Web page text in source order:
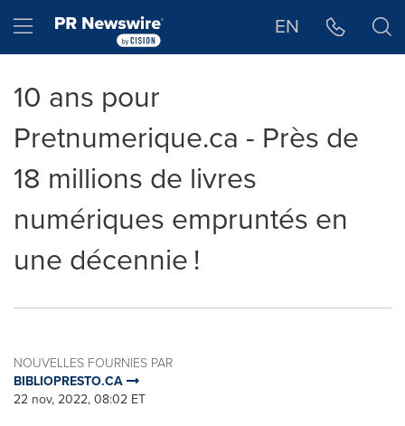
Hamburger menu EN
10 ans pour
Pretnumerique.ca - Près de
18 millions de livres
numériques empruntés en
une décennie !
NOUVELLES FOURNIES PAR
BIBLIOPRESTO.CA
22 nov, 2022, 08:02 ET